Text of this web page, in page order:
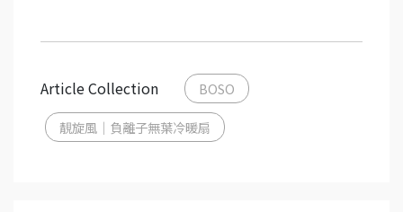
Article Collection BOSO
靚旋風｜負離子無葉冷暖扇